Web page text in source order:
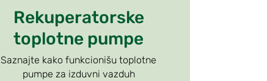
Rekuperatorske
toplotne pumpe
Saznajte kako funkcionišu toplotne
pumpe za izduvni vazduh